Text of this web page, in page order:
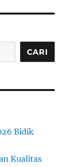
CARI
Bidik
Kualitas